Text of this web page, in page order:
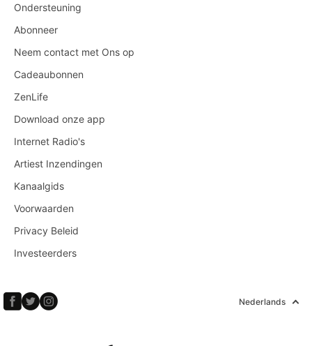
Ondersteuning
Abonneer
Neem contact met Ons op
Cadeaubonnen
ZenLife
Download onze app
Internet Radio's
Artiest Inzendingen
Kanaalgids
Voorwaarden
Privacy Beleid
Investeerders
Nederlands